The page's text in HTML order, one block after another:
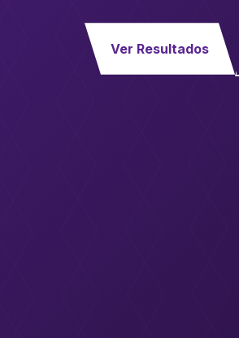
Ver Resultados